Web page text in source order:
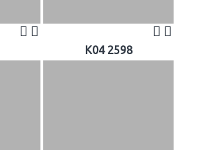
K04 2598